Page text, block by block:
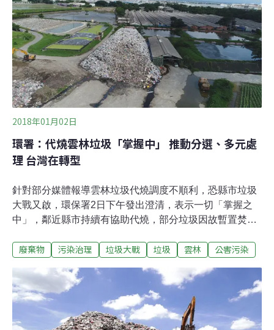
路恐怕已經觸法。但台肥公司堅持收回路權，雖願意先打
開門放行，但要求垃圾車經過都須報備，對此花蓮市公所
無法接受，希望台肥繼續協助，否則每天80噸的垃圾何去
何從。
2018年01月02日
環署：代燒雲林垃圾「掌握中」 推動分選、多元處
理 台灣在轉型
針對部分媒體報導雲林垃圾代燒調度不順利，恐縣市垃圾
大戰又啟，環保署2日下午發出澄清，表示一切「掌握之
中」，鄰近縣市持續有協助代燒，部分垃圾因故暫置焚化
正在協助雲林縣以分選、回收燃料、廚餘沼氣發電等多元
每年家戶垃圾清運量約10萬公噸，目前縣內掩埋及縣內焚
化屬自行處理者，約有4萬公噸家戶垃圾，其餘6萬公噸家
戶垃圾，則須藉由外縣市協助處理。吳盛忠解釋，外傳
「協調代燒雲林垃圾環署碰釘」一事，只是外縣市大型焚
廢棄物 污染治理 垃圾大戰 垃圾 雲林 公害污染